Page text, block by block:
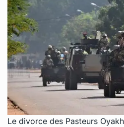
Le divorce des Pasteurs